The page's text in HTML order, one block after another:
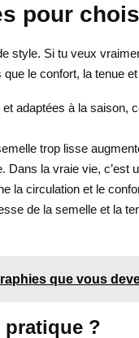
pour
style. Si tu veux
le confort, la tenue
adaptées à la saison,
trop lisse
Dans la vraie vie,
la circulation et le
de la semelle et la
que vous
pratique ?